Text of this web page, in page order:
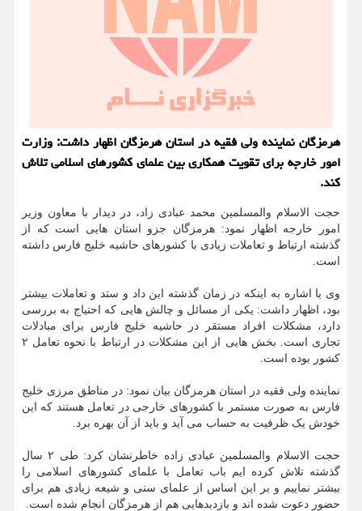
هرمزگان نماینده ولی فقیه در استان هرمزگان اظهار داشت: وزارت
امور خارجه برای تقویت همکاری بین علمای کشورهای اسلامی تلاش
کند.
حجت الاسلام والمسلمین محمد عبادی زاد، در دیدار با معاون وزیر
امور خارجه اظهار نمود: هرمزگان جزو استان هایی است که از
گذشته ارتباط و تعاملات زیادی با کشورهای حاشیه خلیج فارس داشته
است.
وی با اشاره به اینکه در زمان گذشته این داد و ستد و تعاملات بیشتر
بود، اظهار داشت: یکی از مسائل و چالش هایی که احتیاج به بررسی
دارد، مشکلات افراد مستقر در حاشیه خلیج فارس برای مبادلات
تجاری است. بخش هایی از این مشکلات در ارتباط با نحوه تعامل ۲
کشور بوده است.
نماینده ولی فقیه در استان هرمزگان بیان نمود: در مناطق مرزی خلیج
فارس به صورت مستمر با کشورهای خارجی در تعامل هستند که این
خودش یک ظرفیت به حساب می آید و باید از آن بهره برد.
حجت الاسلام والمسلمین عبادی زاده خاطرنشان کرد: طی ۲ سال
گذشته تلاش کرده ایم باب تعامل با علمای کشورهای اسلامی را
بیشتر نماییم و بر این اساس از علمای سنی و شیعه زیادی هم برای
حضور دعوت شده اند و بازدیدهایی هم از هرمزگان انجام شده است.